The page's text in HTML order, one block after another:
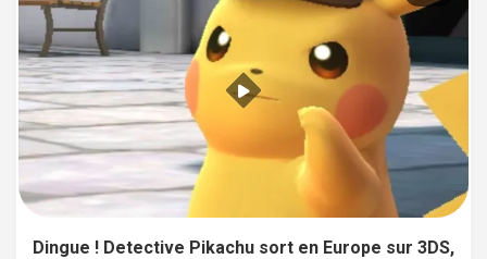
Dingue ! Detective Pikachu sort en Europe sur 3DS,